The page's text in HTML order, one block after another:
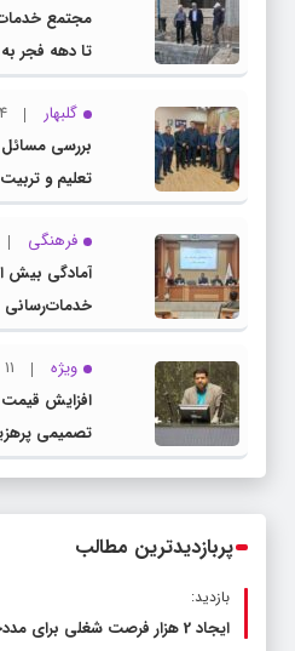
مجتمع
تا دهه فجر
گلبهار
14
بررسی
تعلیم و
مشترک عضو
مدیرکل
فرهنگی
خدمات‌رسانی
شهرستان
ویژه
11 مرداد 1405
افزایش قیمت
تصمیمی
قاچاق سوخت
پربازدیدترین مطالب
بازدید:
ایجاد 2 هزار فرصت شغلی برای مددجویان طی ۵ سال گذشته